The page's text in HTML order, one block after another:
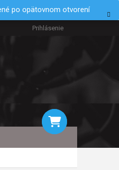
po opätovnom otvorení
Prihlásenie
KOŠÍK